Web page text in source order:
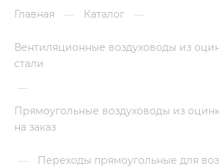
Главная — Каталог —
Вентиляционные воздуховоды из
стали
—
Прямоугольные воздуховоды из
на заказ
— Переходы прямоугольные для